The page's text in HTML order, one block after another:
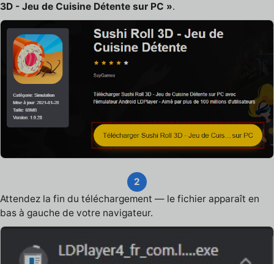
3D - Jeu de Cuisine Détente sur PC ».
2
Attendez la fin du téléchargement — le fichier apparaît en
bas à gauche de votre navigateur.